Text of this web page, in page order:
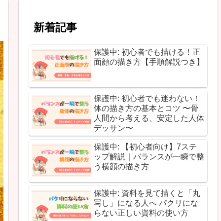
新着記事
保護中: 初心者でも描ける！正
面顔の描き方【手順解説つき】
保護中: 初心者でも迷わない！
体の描き方の基本とコツ 〜骨
人間から考える、安定した人体
デッサン〜
保護中: 【初心者向け】7ステ
ップ解説｜バランスが一瞬で整
う横顔の描き方
保護中: 資料を見て描くと「丸
写し」になる人へ パクリにな
らない正しい資料の使い方